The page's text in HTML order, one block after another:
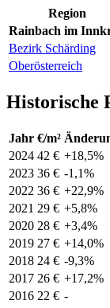
Region
Rainbach im
Bezirk Schärding
Oberösterreich
Historische
Jahr €/m²
2024 42 € +18,5%
2023 36 € -1,1%
2022 36 € +22,9%
2021 29 € +5,8%
2020 28 € +3,4%
2019 27 € +14,0%
2018 24 € -9,3%
2017 26 € +17,2%
2016 22 € -